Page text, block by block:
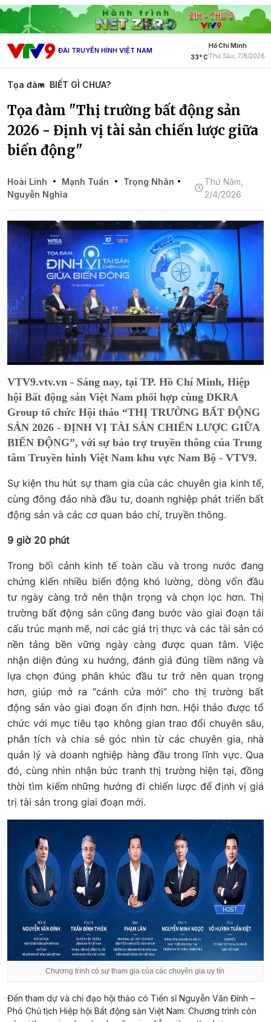
ĐÀI TRUYỀN HÌNH VIỆT NAM
33° C
Hồ Chí Minh
Thứ Sáu, 7/8/2026
Tọa đàm BIẾT GÌ CHƯA?
Tọa đàm "Thị trường bất động sản
2026 - Định vị tài sản chiến lược giữa
biến động"
Hoài Linh Mạnh Tuấn
Trọng Nhân
Nguyễn Nghĩa
Thứ Năm,
2/4/2026
VTV9.vtv.vn - Sáng nay, tại TP. Hồ Chí Minh, Hiệp
hội Bất động sản Việt Nam phối hợp cùng DKRA
Group tổ chức Hội thảo “THỊ TRƯỜNG BẤT ĐỘNG
SẢN 2026 - ĐỊNH VỊ TÀI SẢN CHIẾN LƯỢC GIỮA
BIẾN ĐỘNG”, với sự bảo trợ truyền thông của Trung
tâm Truyền hình Việt Nam khu vực Nam Bộ - VTV9.
Sự kiện thu hút sự tham gia của các chuyên gia kinh tế,
cùng đông đảo nhà đầu tư, doanh nghiệp phát triển bất
động sản và các cơ quan báo chí, truyền thông.
9 giờ 20 phút
Trong bối cảnh kinh tế toàn cầu và trong nước đang
chứng kiến nhiều biến động khó lường, dòng vốn đầu
tư ngày càng trở nên thận trọng và chọn lọc hơn. Thị
trường bất động sản cũng đang bước vào giai đoạn tái
cấu trúc mạnh mẽ, nơi các giá trị thực và các tài sản có
nền tảng bền vững ngày càng được quan tâm. Việc
nhận diện đúng xu hướng, đánh giá đúng tiềm năng và
lựa chọn đúng phân khúc đầu tư trở nên quan trọng
hơn, giúp mở ra “cánh cửa mới” cho thị trường bất
động sản vào giai đoạn ổn định hơn. Hội thảo được tổ
chức với mục tiêu tạo không gian trao đổi chuyên sâu,
phân tích và chia sẻ góc nhìn từ các chuyên gia, nhà
quản lý và doanh nghiệp hàng đầu trong lĩnh vực. Qua
đó, cùng nhìn nhận bức tranh thị trường hiện tại, đồng
thời tìm kiếm những hướng đi chiến lược để định vị giá
trị tài sản trong giai đoạn mới.
Chương trình có sự tham gia của các chuyên gia uy tín
Đến tham dự và chỉ đạo hội thảo có Tiến sĩ Nguyễn Văn Đính –
Phó Chủ tịch Hiệp hội Bất động sản Việt Nam. Chương trình còn